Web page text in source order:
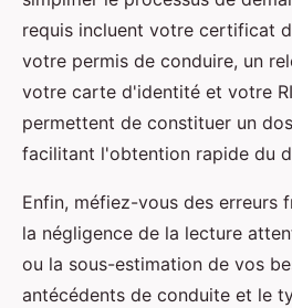
requis incluent votre certificat
votre permis de conduire, un
votre carte d'identité et votre
permettent de constituer un
facilitant l'obtention rapide du
Enfin, méfiez-vous des erreurs
la négligence de la lecture
ou la sous-estimation de vos
antécédents de conduite et le